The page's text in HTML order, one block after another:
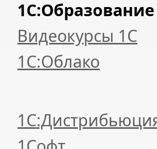
1С:Образование
Видеокурсы 1С
1С:Облако